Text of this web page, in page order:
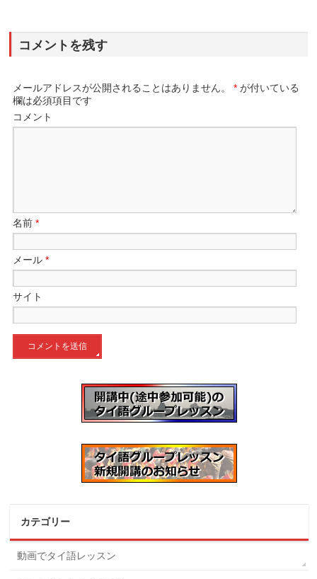
コメントを残す
メールアドレスが公開されることはありません。 * が付いている
欄は必須項目です
コメント
名前*
メール*
サイト
カテゴリー
動画でタイ語レッスン